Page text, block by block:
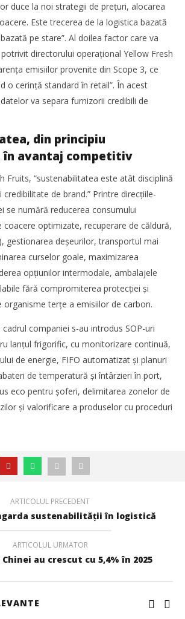
duce la noi strategii de preţuri, alocarea
Este trecerea de la logistica bazată
pe stare”. Al doilea factor care va
directorului operaţional Yellow Fresh
emisiilor provenite din Scope 3, ce
o cerinţă standard în retail”. În acest
va separa furnizorii credibili de
din principiu
în avantaj competitiv
Fruits, “sustenabilitatea este atât disciplină
de brand.” Printre direcţiile-
se numără reducerea consumului
coacere optimizate, recuperare de căldură,
gestionarea deșeurilor, transportul mai
curselor goale, maximizarea
opţiunilor intermodale, ambalajele
fără compromiterea protecţiei și
organisme terţe a emisiilor de carbon.
companiei s-au introdus SOP-uri
lanţul frigorific, cu monitorizare continuă,
de energie, FIFO automatizat și planuri
de temperatură și întârzieri în port,
eco pentru șoferi, delimitarea zonelor de
și valorificare a produselor cu proceduri
ARTICOLUL PRECEDENT
sustenabilităţii în logistică
ARTICOLUL URMATOR
au crescut cu 5,4% în 2025